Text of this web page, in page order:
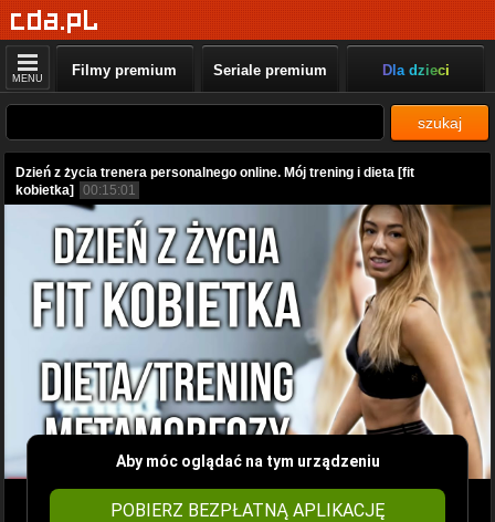
MENU Filmy premium Seriale premium Dla dzieci
szukaj
Dzień z życia trenera personalnego online. Mój trening i dieta [fit
kobietka]
00:15:01
Aby móc oglądać na tym urządzeniu
POBIERZ BEZPŁATNĄ APLIKACJĘ